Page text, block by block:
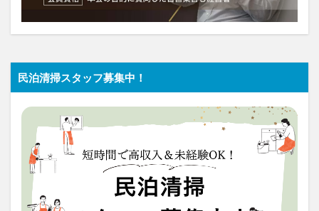
民泊清掃スタッフ募集中！